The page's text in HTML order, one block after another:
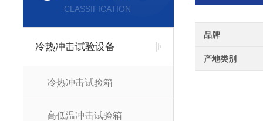
CLASSIFICATION
冷热冲击试验设备
冷热冲击试验箱
高低温冲击试验箱
品牌
产地类别